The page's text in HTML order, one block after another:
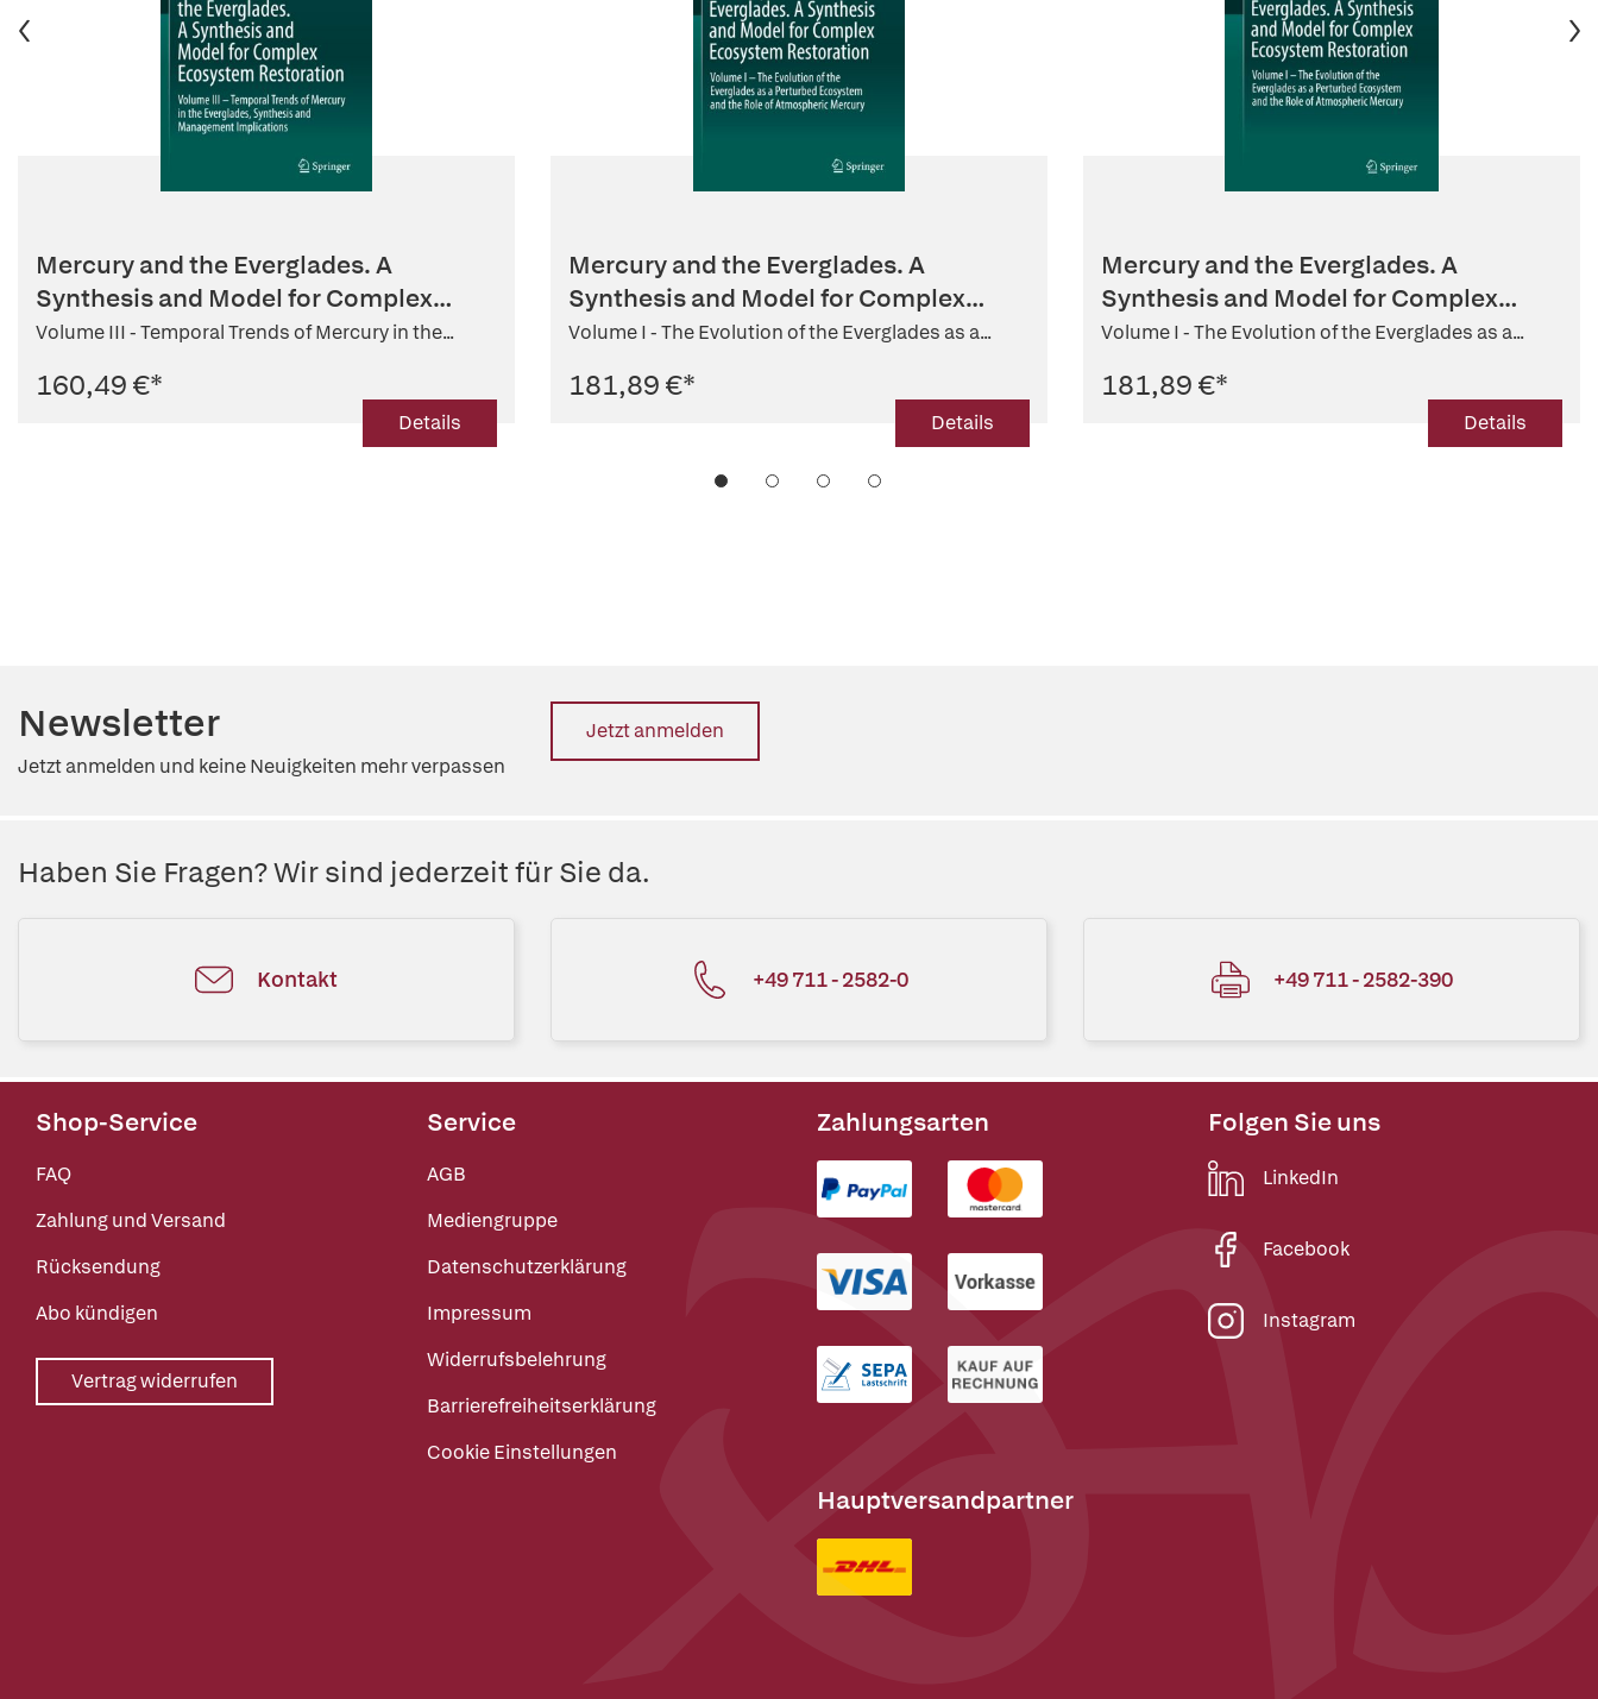
Mercury and the Everglades. A
Synthesis and Model for Complex
Ecosy...
Volume III - Temporal Trends of Mercury in the...
160,49 €*
Details
Mercury and the Everglades. A
Synthesis and Model for Complex
Ecosy...
Volume I - The Evolution of the Everglades as a...
181,89 €*
Details
Mercury and the Everglades. A
Synthesis and Model for Complex
Ecosy...
Volume I - The Evolution of the Everglades as a...
181,89 €*
Details
Newsletter
Jetzt anmelden und keine Neuigkeiten mehr verpassen
Jetzt anmelden
Haben Sie Fragen? Wir sind jederzeit für Sie da.
Kontakt +49 711 - 2582-0 +49 711 - 2582-390
Shop-Service
FAQ
Zahlung und Versand
Rücksendung
Abo kündigen
Vertrag widerrufen
Service
AGB
Mediengruppe
Datenschutzerklärung
Impressum
Widerrufsbelehrung
Barrierefreiheitserklärung
Cookie Einstellungen
Zahlungsarten
Hauptversandpartner
Folgen Sie uns
LinkedIn
Facebook
Instagram